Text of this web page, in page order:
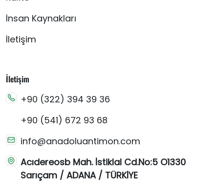
İnsan Kaynakları
İletişim
İletişim
+90 (322) 394 39 36
+90 (541) 672 93 68
info@anadoluantimon.com
Acıdereosb Mah. İstiklal Cd.No:5 O1330
Sarıçam / ADANA / TÜRKİYE